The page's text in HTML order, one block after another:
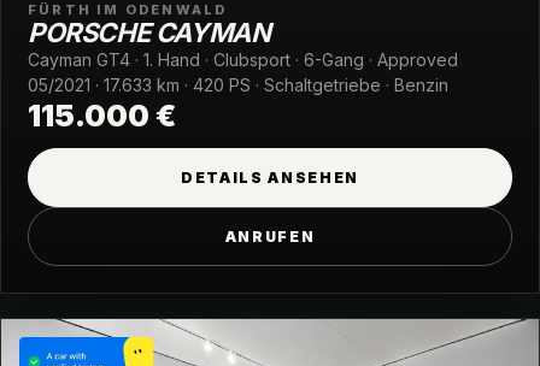
FÜRTH IM ODENWALD
PORSCHE CAYMAN
Cayman GT4 · 1. Hand · Clubsport · 6-Gang · Approved
05/2021 · 17.633 km · 420 PS · Schaltgetriebe · Benzin
115.000 €
DETAILS ANSEHEN
ANRUFEN